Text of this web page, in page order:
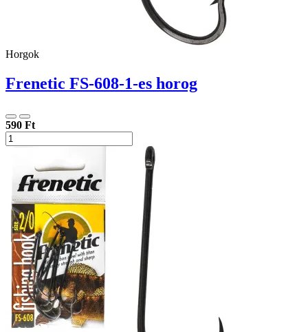
Horgok
Frenetic FS-608-1-es horog
590 Ft